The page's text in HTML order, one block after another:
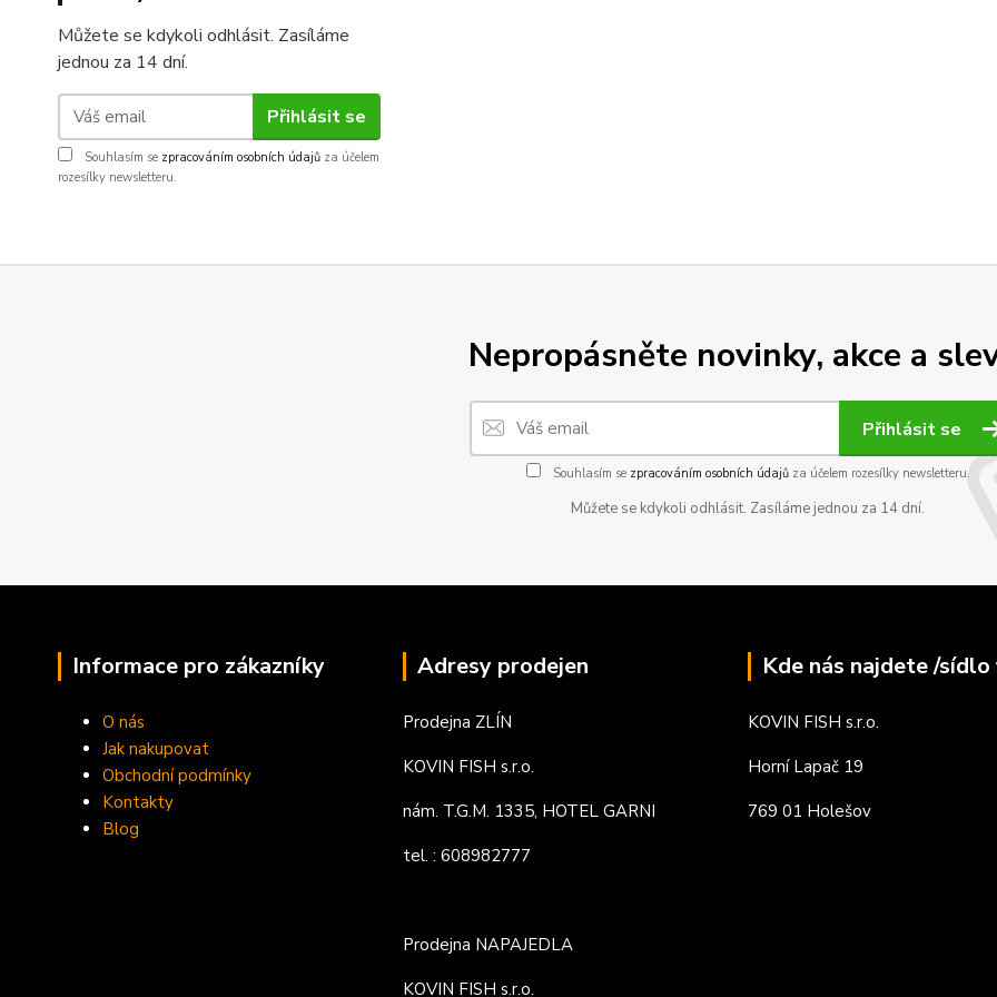
Můžete se kdykoli odhlásit. Zasíláme
jednou za 14 dní.
Přihlásit se
Souhlasím se zpracováním osobních údajů za účelem
rozesílky newsletteru.
Nepropásněte novinky, akce a
Přihlásit se
Souhlasím se zpracováním osobních údajůza účelem rozesílky newsletteru.
Můžete se kdykoli odhlásit. Zasíláme jednou za 14 dní.
Informace pro zákazníky
O nás
Jak nakupovat
Obchodní podmínky
Kontakty
Blog
Adresy prodejen
Prodejna ZLÍN
KOVIN FISH s.r.o.
nám. T.G.M. 1335, HOTEL GARNI
tel. : 608982777
Prodejna NAPAJEDLA
KOVIN FISH s.r.o.
Kde nás najdete /
KOVIN FISH s.r.o.
Horní Lapač 19
769 01 Holešov